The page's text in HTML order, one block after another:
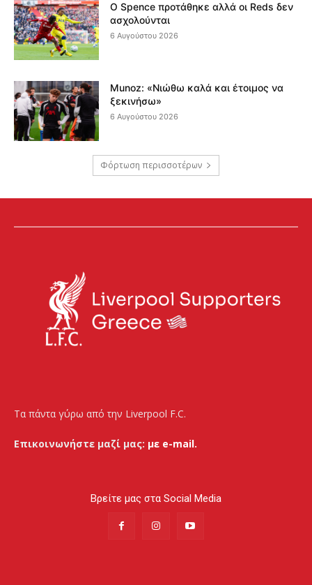
Ο Spence προτάθηκε αλλά οι Reds δεν
ασχολούνται
6 Αυγούστου 2026
Munoz: «Νιώθω καλά και έτοιμος να
ξεκινήσω»
6 Αυγούστου 2026
Φόρτωση περισσοτέρων
Τα πάντα γύρω από την Liverpool F.C.
Επικοινωνήστε μαζί μας: με e-mail.
Βρείτε μας στα Social Media